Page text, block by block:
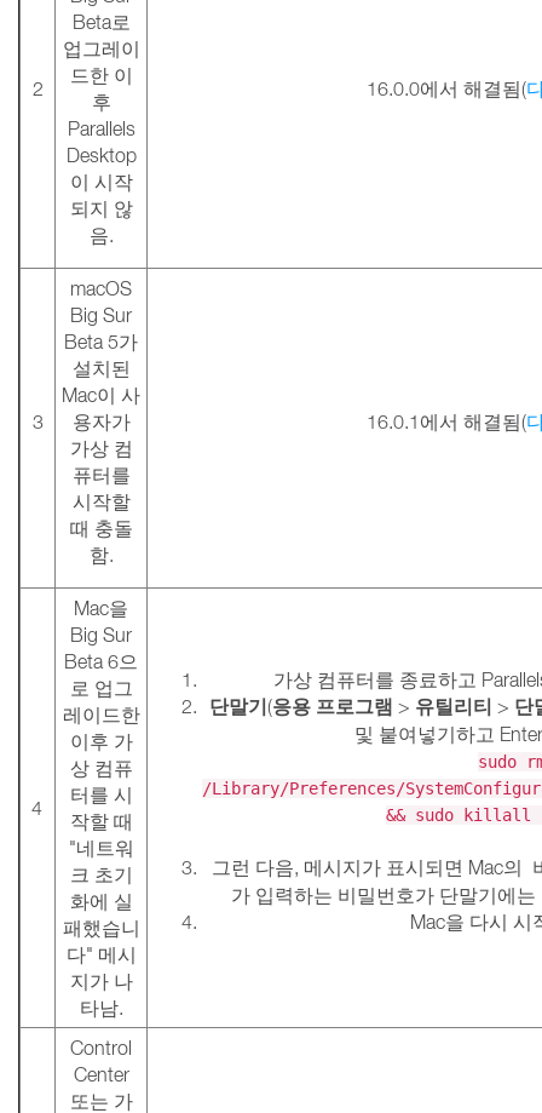
2
Beta로
업그레이
드한 이
후
Parallels
Desktop
이 시작
되지 않
음.
16.0.0에서 해결됨(
3
macOS
Big Sur
Beta 5가
설치된
Mac이 사
용자가
가상 컴
퓨터를
시작할
때 충돌
함.
16.0.1에서 해결됨(
4
Mac을
Big Sur
Beta 6으
로 업그
레이드한
이후 가
상 컴퓨
터를 시
작할 때
"네트워
크 초기
화에 실
패했습니
다" 메시
지가 나
타남.
가상 컴퓨터를 종료하고
단말기(응용 프로그램 > 유틸리티 > 단
및 붙여넣기하고
sudo
/Library/Preferences/
&& sudo killall
그런 다음, 메시지가 표시되면 Mac의
가 입력하는 비밀번호가 단말기에
Mac을 다시 시
Control
Center
또는 가